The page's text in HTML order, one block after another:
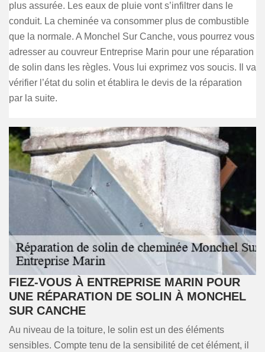
plus assurée. Les eaux de pluie vont s’infiltrer dans le
conduit. La cheminée va consommer plus de combustible
que la normale. A Monchel Sur Canche, vous pourrez vous
adresser au couvreur Entreprise Marin pour une réparation
de solin dans les règles. Vous lui exprimez vos soucis. Il va
vérifier l’état du solin et établira le devis de la réparation
par la suite.
FIEZ-VOUS À ENTREPRISE MARIN POUR
UNE RÉPARATION DE SOLIN À MONCHEL
SUR CANCHE
Au niveau de la toiture, le solin est un des éléments
sensibles. Compte tenu de la sensibilité de cet élément, il